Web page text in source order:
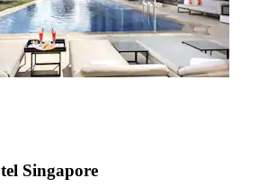
Singapore